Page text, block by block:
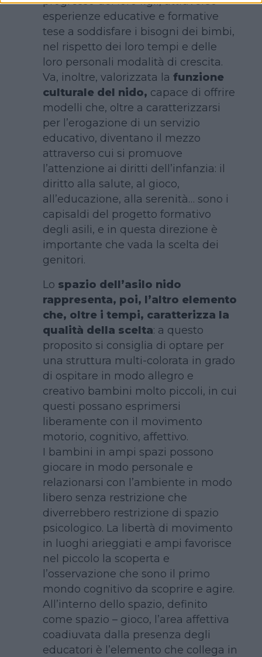
esperienze educative e formative
tese a soddisfare i bisogni dei bimbi,
nel rispetto dei loro tempi e delle
loro personali modalità di crescita.
Va, inoltre, valorizzata la funzione
culturale del nido, capace di offrire
modelli che, oltre a caratterizzarsi
per l’erogazione di un servizio
educativo, diventano il mezzo
attraverso cui si promuove
l’attenzione ai diritti dell’infanzia: il
diritto alla salute, al gioco,
all’educazione, alla serenità… sono i
capisaldi del progetto formativo
degli asili, e in questa direzione è
importante che vada la scelta dei
genitori.
Lo spazio dell’asilo nido
rappresenta, poi, l’altro elemento
che, oltre i tempi, caratterizza la
qualità della scelta: a questo
proposito si consiglia di optare per
una struttura multi-colorata in grado
di ospitare in modo allegro e
creativo bambini molto piccoli, in cui
questi possano esprimersi
liberamente con il movimento
motorio, cognitivo, affettivo.
I bambini in ampi spazi possono
giocare in modo personale e
relazionarsi con l’ambiente in modo
libero senza restrizione che
diverrebbero restrizione di spazio
psicologico. La libertà di movimento
in luoghi arieggiati e ampi favorisce
nel piccolo la scoperta e
l’osservazione che sono il primo
mondo cognitivo da scoprire e agire.
All’interno dello spazio, definito
come spazio – gioco, l’area affettiva
coadiuvata dalla presenza degli
educatori è l’elemento che collega in